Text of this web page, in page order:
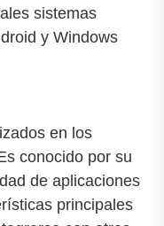
sistemas
y Windows
en los
conocido por su
de aplicaciones
principales